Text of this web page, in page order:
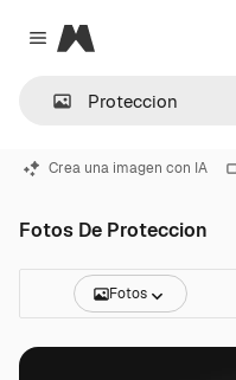
Close menu
Magnific
Crea una imagen con IA
Fotos De Proteccion
Fotos